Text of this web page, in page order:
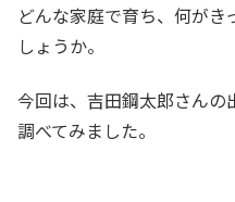
どんな家庭で育ち、何が
しょうか。
今回は、吉田鋼太郎さんの
調べてみました。